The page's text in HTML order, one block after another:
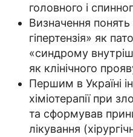
головного і
Визначення
гіпертензія» як
«синдрому
як клінічного
Першим в Україні
хіміотерапії при
та сформував
лікування